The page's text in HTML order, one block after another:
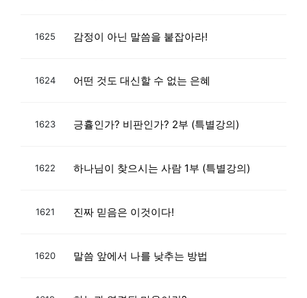
1625 감정이 아닌 말씀을 붙잡아라!
1624 어떤 것도 대신할 수 없는 은혜
1623 긍휼인가? 비판인가? 2부 (특별강의)
1622 하나님이 찾으시는 사람 1부 (특별강의)
1621 진짜 믿음은 이것이다!
1620 말씀 앞에서 나를 낮추는 방법